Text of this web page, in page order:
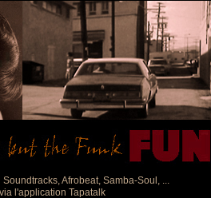
Afrobeat, Samba-Soul, ...
l'application Tapatalk